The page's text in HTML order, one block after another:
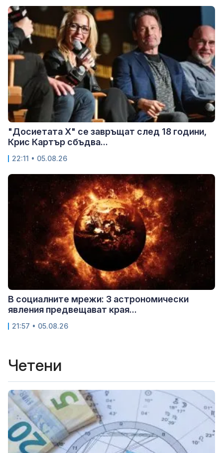
"Досиетата Х" се завръщат след 18 години,
Крис Картър сбъдва...
22:11 • 05.08.26
В социалните мрежи: 3 астрономически
явления предвещават края...
21:57 • 05.08.26
Четени